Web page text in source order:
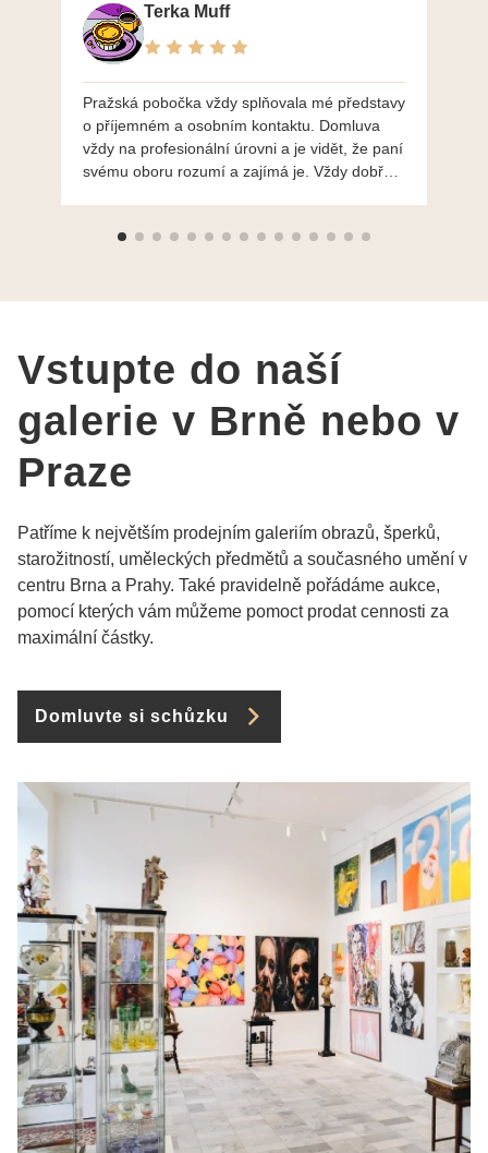
Terka Muff
Pražská pobočka vždy splňovala mé představy
o příjemném a osobním kontaktu. Domluva
vždy na profesionální úrovni a je vidět, že paní
svému oboru rozumí a zajímá je. Vždy dobře a
výběru, jak už bylo napsáno - na požádání
Vstupte do naší
galerie v Brně nebo v
Praze
Patříme k největším prodejním galeriím obrazů, šperků,
starožitností, uměleckých předmětů a současného umění v
centru Brna a Prahy. Také pravidelně pořádáme aukce,
pomocí kterých vám můžeme pomoct prodat cennosti za
maximální částky.
Domluvte si schůzku